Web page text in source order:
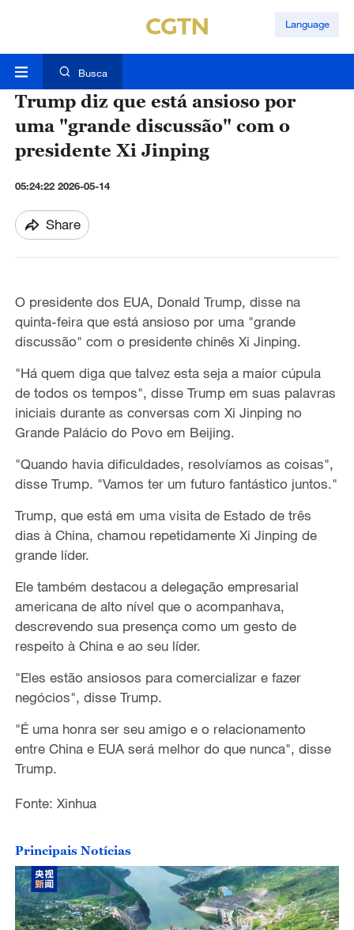
Language
Busca
Trump diz que está ansioso por
uma "grande discussão" com o
presidente Xi Jinping
05:24:22 2026-05-14
Share
O presidente dos EUA, Donald Trump, disse na
quinta-feira que está ansioso por uma "grande
discussão" com o presidente chinês Xi Jinping.
"Há quem diga que talvez esta seja a maior cúpula
de todos os tempos", disse Trump em suas palavras
iniciais durante as conversas com Xi Jinping no
Grande Palácio do Povo em Beijing.
"Quando havia dificuldades, resolvíamos as coisas",
disse Trump. "Vamos ter um futuro fantástico juntos."
Trump, que está em uma visita de Estado de três
dias à China, chamou repetidamente Xi Jinping de
grande líder.
Ele também destacou a delegação empresarial
americana de alto nível que o acompanhava,
descrevendo sua presença como um gesto de
respeito à China e ao seu líder.
"Eles estão ansiosos para comercializar e fazer
negócios", disse Trump.
"É uma honra ser seu amigo e o relacionamento
entre China e EUA será melhor do que nunca", disse
Trump.
Fonte: Xinhua
Principais Notícias